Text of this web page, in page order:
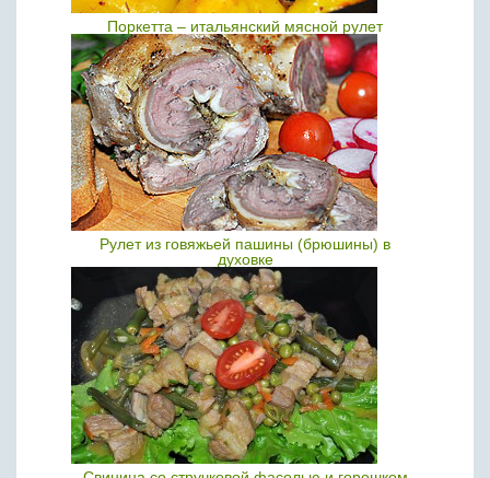
Поркетта – итальянский мясной рулет
Рулет из говяжьей пашины (брюшины) в
духовке